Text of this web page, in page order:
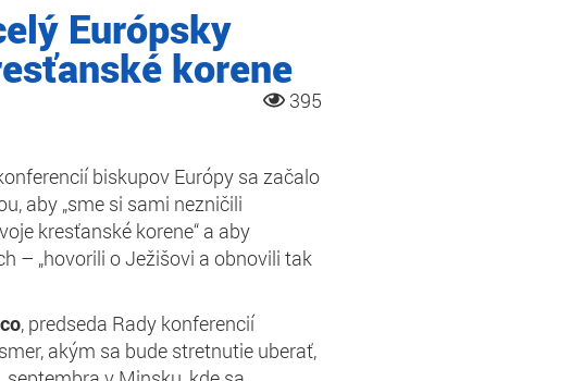
Európsky
korene
395
biskupov Európy sa začalo
aby „sme si sami nezničili
kresťanské korene“ a aby
– „hovorili o Ježišovi a obnovili tak
, predseda Rady konferencií
akým sa bude stretnutie uberať,